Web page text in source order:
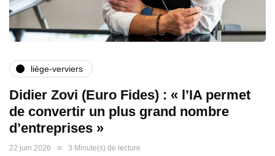
liège-verviers
Didier Zovi (Euro Fides) : « l’IA permet
de convertir un plus grand nombre
d’entreprises »
22 juin 2026 3 Minute(s) de lecture